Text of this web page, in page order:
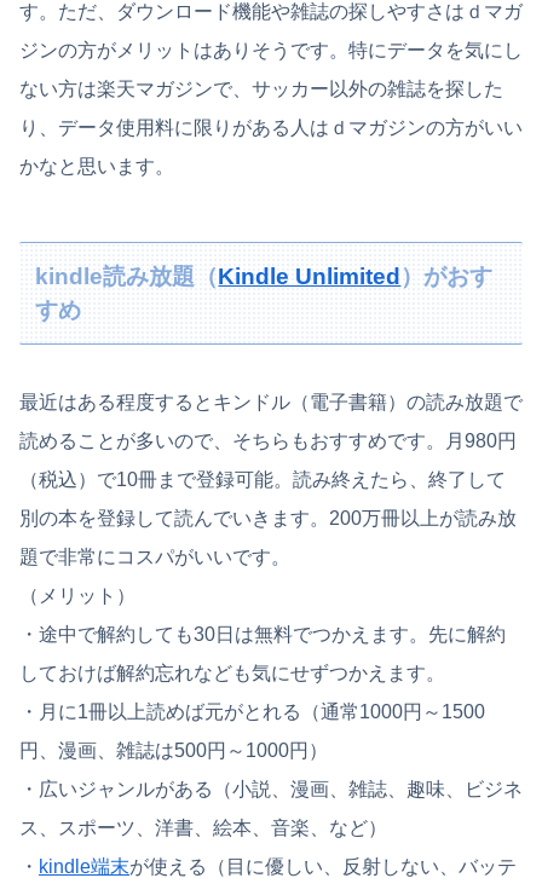
す。ただ、ダウンロード機能や雑誌の探しやすさはｄマガ
ジンの方がメリットはありそうです。特にデータを気にし
ない方は楽天マガジンで、サッカー以外の雑誌を探した
り、データ使用料に限りがある人はｄマガジンの方がいい
かなと思います。
kindle読み放題（Kindle Unlimited）がおす
すめ
最近はある程度するとキンドル（電子書籍）の読み放題で
読めることが多いので、そちらもおすすめです。月980円
（税込）で10冊まで登録可能。読み終えたら、終了して
別の本を登録して読んでいきます。200万冊以上が読み放
題で非常にコスパがいいです。
（メリット）
・途中で解約しても30日は無料でつかえます。先に解約
しておけば解約忘れなども気にせずつかえます。
・月に1冊以上読めば元がとれる（通常1000円～1500
円、漫画、雑誌は500円～1000円）
・広いジャンルがある（小説、漫画、雑誌、趣味、ビジネ
ス、スポーツ、洋書、絵本、音楽、など）
・ kindle端末が使える（目に優しい、反射しない、バッテ